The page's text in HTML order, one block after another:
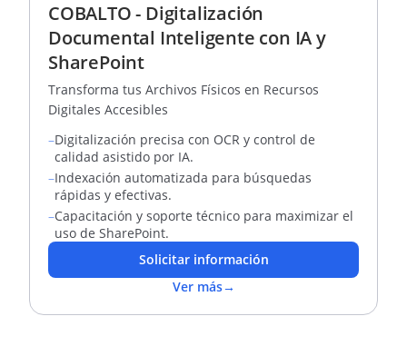
COBALTO - Digitalización
Documental Inteligente con IA y
SharePoint
Transforma tus Archivos Físicos en Recursos
Digitales Accesibles
–Digitalización precisa con OCR y control de
calidad asistido por IA.
–Indexación automatizada para búsquedas
rápidas y efectivas.
–Capacitación y soporte técnico para maximizar el
uso de SharePoint.
Solicitar información
Ver más→